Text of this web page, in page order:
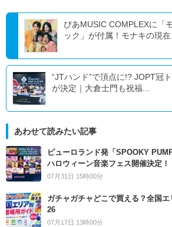
ぴあMUSIC COMPLEXに「
ック」が付属！モナキの現在
“JTハンド”で頂点に!? JOPT冠
が決定｜大倉士門も祝福...
あわせて読みたい記事
ピューロランド発「SPOOKY
ハロウィーン音楽フェス開催決定！
07月31日 15時00分
ガチャガチャどこで買える？全国
26
07月17日 13時00分